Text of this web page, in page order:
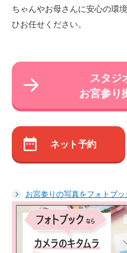
ちゃんやお母さんに安心の環
ひお任せください。
スタジ
お宮参り
ネット予約
お宮参りの写真をフォトブ